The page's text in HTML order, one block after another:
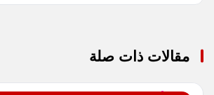
مقالات ذات صلة